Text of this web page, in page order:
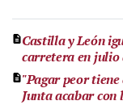
Castilla y León
carretera en julio
"Pagar peor tiene
Junta acabar